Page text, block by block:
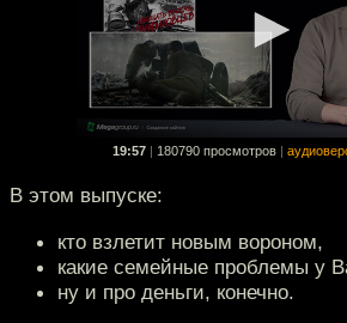
19:57 180790 просмотров
В этом выпуске:
кто взлетит новым вороном,
какие семейные проблемы у
ну и про деньги, конечно.